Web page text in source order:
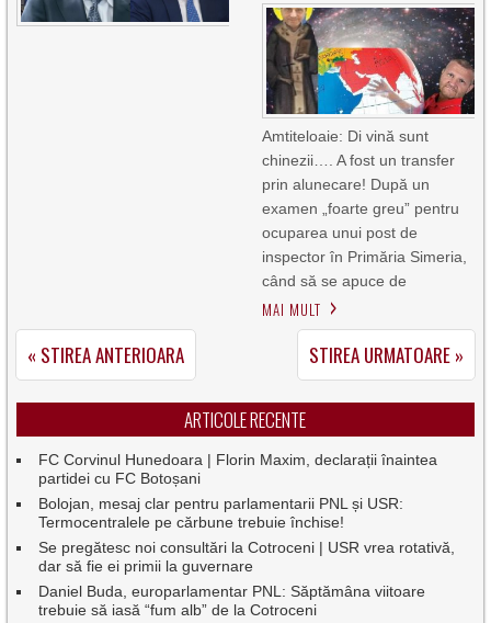
Amtiteloaie: Di vină sunt
chinezii…. A fost un transfer
prin alunecare! După un
examen „foarte greu” pentru
ocuparea unui post de
inspector în Primăria Simeria,
când să se apuce de
MAI MULT
« STIREA ANTERIOARA STIREA URMATOARE »
ARTICOLE RECENTE
FC Corvinul Hunedoara | Florin Maxim, declarații înaintea
partidei cu FC Botoșani
Bolojan, mesaj clar pentru parlamentarii PNL și USR:
Termocentralele pe cărbune trebuie închise!
Se pregătesc noi consultări la Cotroceni | USR vrea rotativă,
dar să fie ei primii la guvernare
Daniel Buda, europarlamentar PNL: Săptămâna viitoare
trebuie să iasă “fum alb” de la Cotroceni